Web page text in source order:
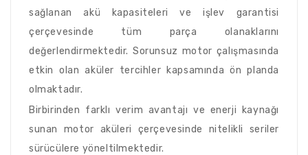
sağlanan akü kapasiteleri ve işlev garantisi
çerçevesinde tüm parça olanaklarını
değerlendirmektedir. Sorunsuz motor çalışmasında
etkin olan aküler tercihler kapsamında ön planda
olmaktadır.
Birbirinden farklı verim avantajı ve enerji kaynağı
sunan motor aküleri çerçevesinde nitelikli seriler
sürücülere yöneltilmektedir.